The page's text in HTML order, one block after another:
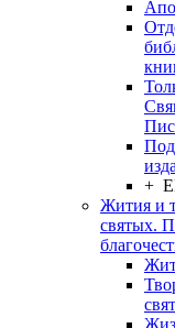
+
Жития и
святых.